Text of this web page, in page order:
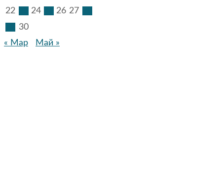
22
24 26 27
30
« Мар
Май »